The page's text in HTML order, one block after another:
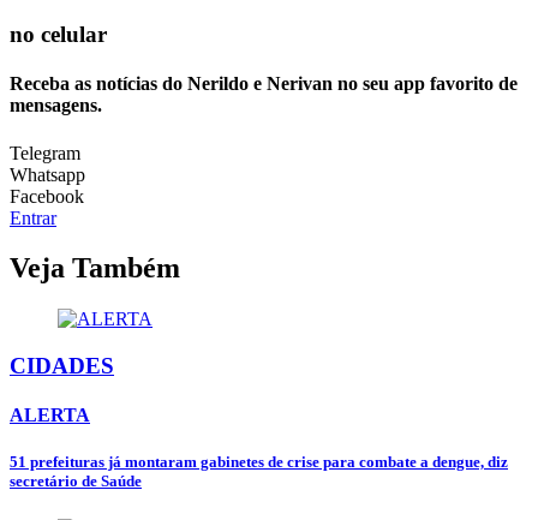
no celular
Receba as notícias do Nerildo e Nerivan no seu app favorito de
mensagens.
Telegram
Whatsapp
Facebook
Entrar
Veja Também
CIDADES
ALERTA
51 prefeituras já montaram gabinetes de crise para combate a dengue, diz
secretário de Saúde